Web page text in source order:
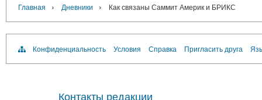
Главная › Дневники › Как связаны Саммит Америк и БРИКС
Конфиденциальность Условия Справка Пригласить друга
Контакты редакции